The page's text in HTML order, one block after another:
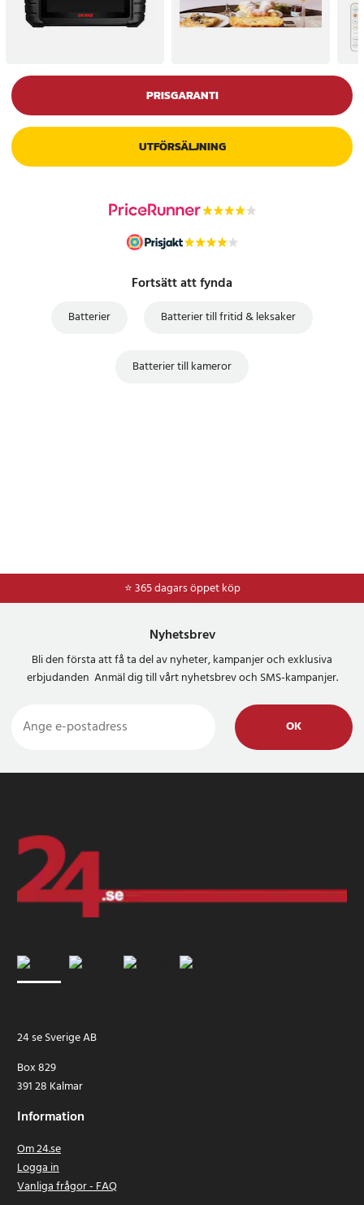
PRISGARANTI
UTFÖRSÄLJNING
Fortsätt att fynda
Batterier Batterier till fritid & leksaker
Batterier till kameror
⭐ 365 dagars öppet köp
⭐Frakt 49kr *
Nyhetsbrev
Bli den första att få ta del av nyheter, kampanjer och exklusiva
erbjudanden Anmäl dig till vårt nyhetsbrev och SMS-kampanjer.
OK
24 se Sverige AB
Box 829
391 28 Kalmar
Information
Om 24.se
Logga in
Vanliga frågor - FAQ